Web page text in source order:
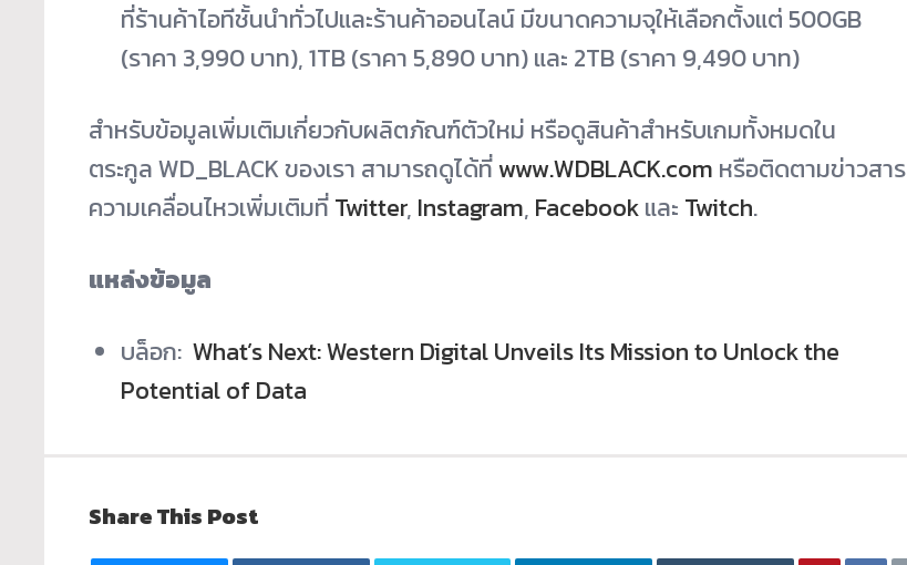
ที่ร้านค้าไอทีชั้นนำทั่วไปและร้านค้าออนไลน์ มีขนาดความจุให้เลือกตั้งแต่ 500GB
(ราคา 3,990 บาท), 1TB (ราคา 5,890 บาท) และ 2TB (ราคา 9,490 บาท)
สำหรับข้อมูลเพิ่มเติมเกี่ยวกับผลิตภัณฑ์ตัวใหม่ หรือดูสินค้าสำหรับเกมทั้งหมดใน
ตระกูล WD_BLACK ของเรา สามารถดูได้ที่www.WDBLACK.com หรือติดตามข่าวสาร
ความเคลื่อนไหวเพิ่มเติมที่Twitter, Instagram, Facebookและ Twitch.
แหล่งข้อมูล
บล็อก:What’s Next: Western Digital Unveils Its Mission to Unlock the
Potential of Data
Share This Post